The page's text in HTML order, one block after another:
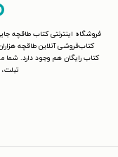
فروشگاه اینترنتی کتاب طاقچه
کتاب‌فروشی آنلاین طاقچه
کتاب رایگان هم وجود دارد. شما
تبلت،